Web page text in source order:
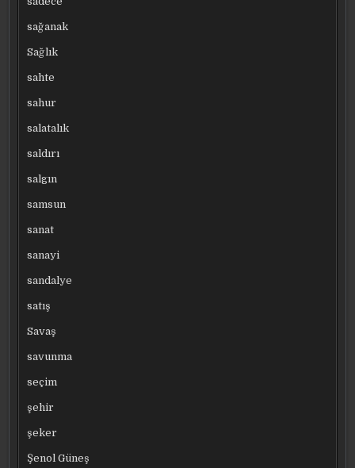
sağanak
Sağlık
sahte
sahur
salatalık
saldırı
salgın
samsun
sanat
sanayi
sandalye
satış
Savaş
savunma
seçim
şehir
şeker
Şenol Güneş